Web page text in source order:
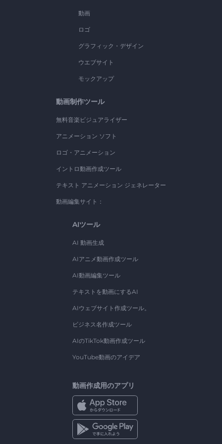
動画
ロゴ
グラフィック・デザイン
ウエブサイト
モックアップ
動画制作ツール
無料音楽ビジュアライザー
アニメーション ソフト
ロゴ・アニメーション
イントロ動画作成ツール
テキスト アニメーション ジェネレーター
動画編集サイト：
AIツール
AI 動画生成
AIアニメ動画作成ツール
AI動画編集ツール
テキストを動画にするAI
AIウェブサイト作成ツール。
ビジネス名作成ツール
AIのTikTok動画作成ツール
YouTube動画のアイデア
動画作成用のアプリ